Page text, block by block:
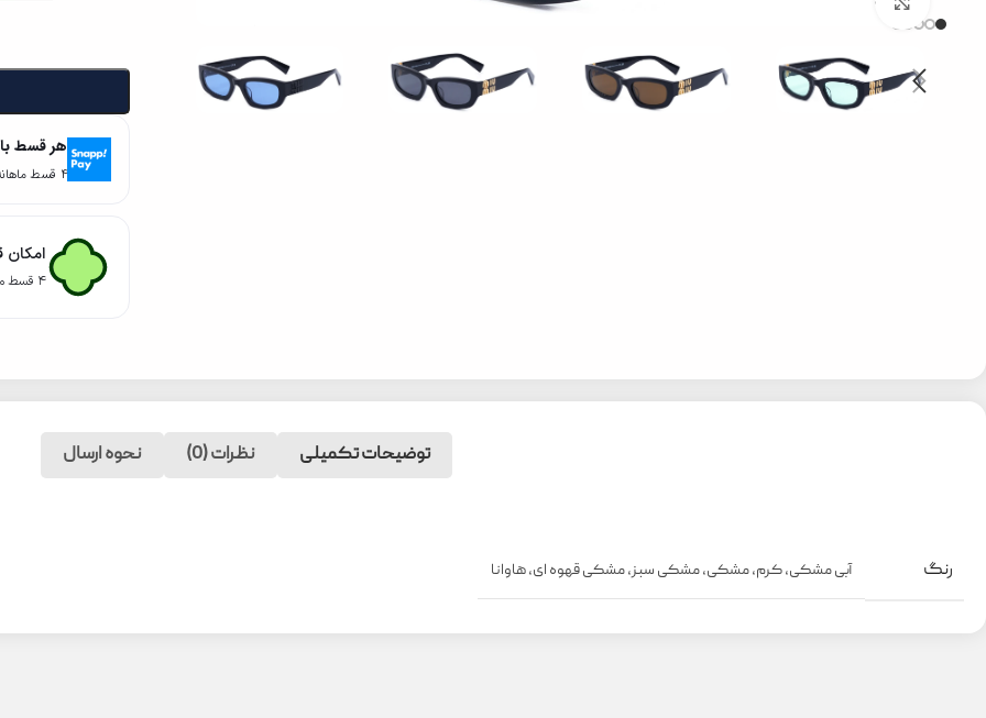
هر قسط
۴ قسط ماهانه. بدون سود، چک و ضامن.
امکان
۴ قسط ماهانه. بدون سود، چک و ضامن.
توضیحات تکمیلی نظرات (0) نحوه ارسال
رنگ آبی مشکی,کرم,مشکی,مشکی سبز,مشکی قهوه ای,هاوانا